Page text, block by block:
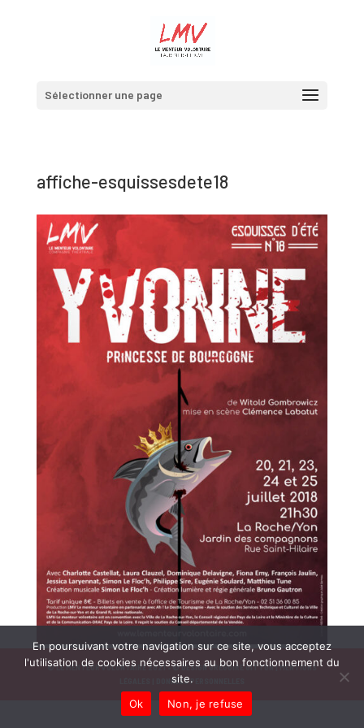
Sélectionner une page
affiche-esquissesdete18
© LE MENTEUR VOLONTAIRE 2021 •© DESIGN GRÉGOIRE GITTON |MENTIONS
DONNÉES PERSONNELLES
En poursuivant votre navigation sur ce site, vous acceptez
l'utilisation de cookies nécessaires au bon fonctionnement du
site.
Ok
Non, je refuse